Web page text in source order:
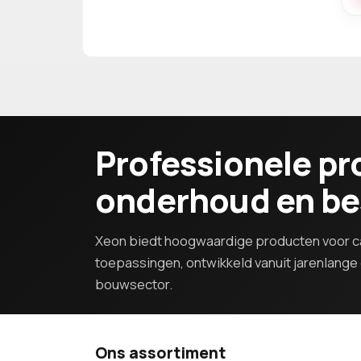
Professionele
onderhoud en
Xeon biedt hoogwaardige producten voor
toepassingen, ontwikkeld vanuit
bouwsector.
Ons assortiment